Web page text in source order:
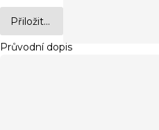
Přiložit...
Průvodní dopis